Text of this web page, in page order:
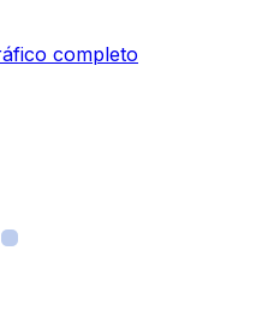
completo